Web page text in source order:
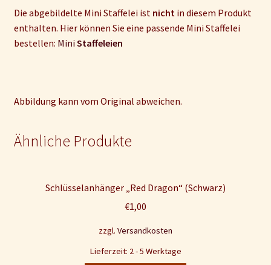
Die abgebildelte Mini Staffelei ist nichtin diesem Produkt
enthalten. Hier können Sie eine passende Mini Staffelei
bestellen: Mini Staffeleien
Abbildung kann vom Original abweichen.
Ähnliche Produkte
Schlüsselanhänger „Red Dragon“ (Schwarz)
€1,00
zzgl. Versandkosten
Lieferzeit: 2 - 5 Werktage